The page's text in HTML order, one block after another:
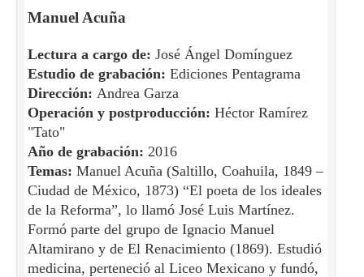
Manuel Acuña
Lectura a cargo de: José Ángel Domínguez
Estudio de grabación: Ediciones Pentagrama
Dirección: Andrea Garza
Operación y postproducción: Héctor Ramírez
"Tato"
Año de grabación: 2016
Temas: Manuel Acuña (Saltillo, Coahuila, 1849 –
Ciudad de México, 1873) “El poeta de los ideales
de la Reforma”, lo llamó José Luis Martínez.
Formó parte del grupo de Ignacio Manuel
Altamirano y de El Renacimiento (1869). Estudió
medicina, perteneció al Liceo Mexicano y fundó,